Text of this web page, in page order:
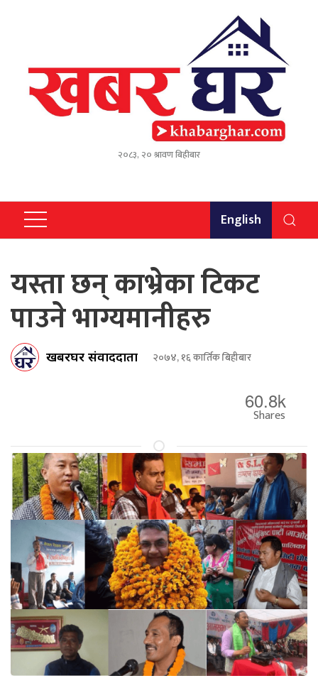
२०८३, २० श्रावण बिहीबार
English
यस्ता छन् काभ्रेका टिकट
पाउने भाग्यमानीहरु
खबरघर संवाददाता २०७४, १६ कार्तिक बिहीबार
60.8k
Shares